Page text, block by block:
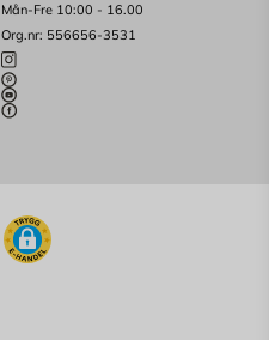
Mån-Fre 10:00 - 16.00
Org.nr: 556656-3531